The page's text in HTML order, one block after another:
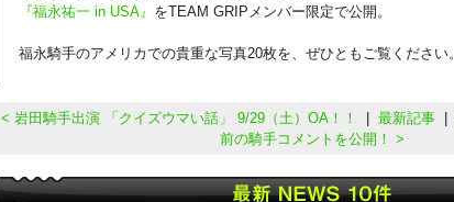
『福永祐一 in USA』 をTEAM GRIPメンバー限定で公開。
福永騎手のアメリカでの貴重な写真20枚を、ぜひともご覧ください。
< 岩田騎手出演 「クイズウマい話」 9/29（土）OA！！ 最新記事|
前の騎手コメントを公開！ >